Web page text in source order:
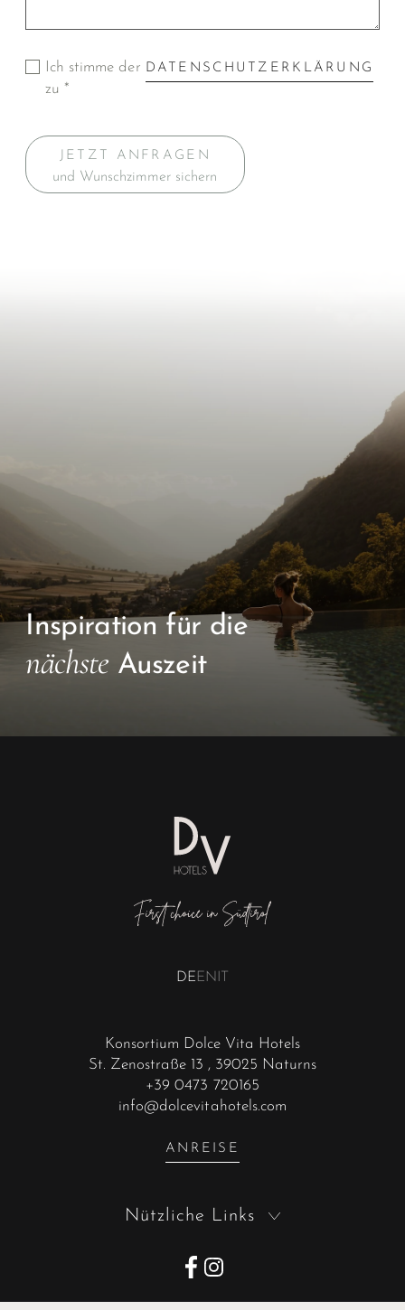
Ich stimme der DATENSCHUTZERKLÄRUNG
zu *
JETZT ANFRAGEN
und Wunschzimmer sichern
Inspiration für die
nächste Auszeit
Konsortium Dolce Vita Hotels
St. Zenostraße 13 , 39025 Naturns
+39 0473 720165
info@dolcevitahotels.com
ANREISE
DEEN
Nützliche Links